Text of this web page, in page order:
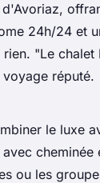
24h/24 et
rien. "Le chalet
réputé.
le luxe
cheminée
ou les